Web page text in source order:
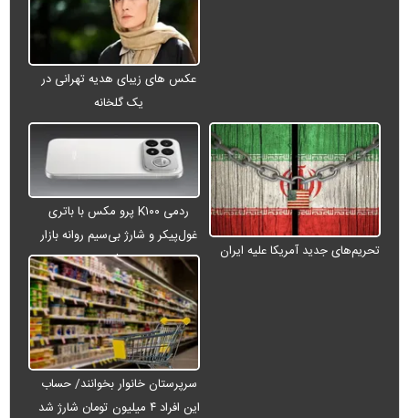
عکس های زیبای هدیه تهرانی در
یک گلخانه
تحریم‌های جدید آمریکا علیه ایران
ردمی K۱۰۰ پرو مکس با باتری
غول‌پیکر و شارژ بی‌سیم روانه بازار
می‌شود
سرپرستان خانوار بخوانند/ حساب
این افراد ۴ میلیون تومان شارژ شد